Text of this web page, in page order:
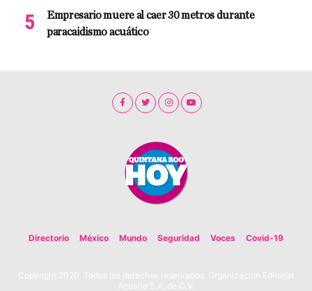
Empresario muere al caer 30 metros durante
paracaidismo acuático
Directorio México Mundo Seguridad Voces Covid-19